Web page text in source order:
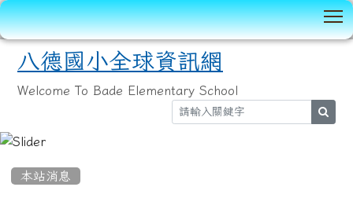
八德國小全球資訊網
Welcome To Bade Elementary School
本站消息